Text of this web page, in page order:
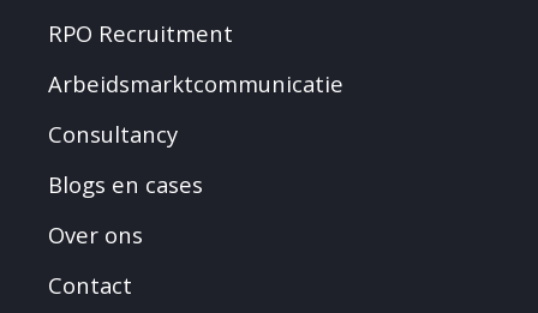
RPO Recruitment
Arbeidsmarktcommunicatie
Consultancy
Blogs en cases
Over ons
Contact